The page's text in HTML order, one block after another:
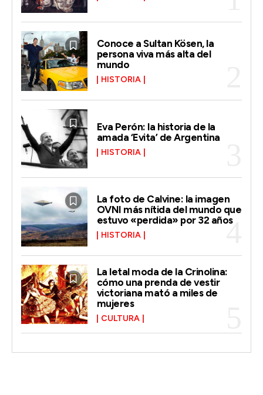
Conoce a Sultan Kösen, la
persona viva más alta del
mundo
HISTORIA
Eva Perón: la historia de la
amada ‘Evita’ de Argentina
HISTORIA
La foto de Calvine: la imagen
OVNI más nítida del mundo que
estuvo «perdida» por 32 años
HISTORIA
La letal moda de la Crinolina:
cómo una prenda de vestir
victoriana mató a miles de
mujeres
CULTURA